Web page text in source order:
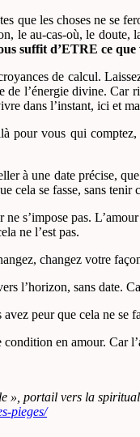
que les choses ne se
le au-cas-où, le doute,
suffit d’ETRE ce que
de calcul.
de l’énergie divine.
dans l’instant, ici et
pour vous qui
à une date précise,
cela se fasse, sans
s’impose pas.
ne l’est pas.
changez votre
l’horizon, sans date.
peur que cela ne se
condition en amour.
», portail vers la
pieges/